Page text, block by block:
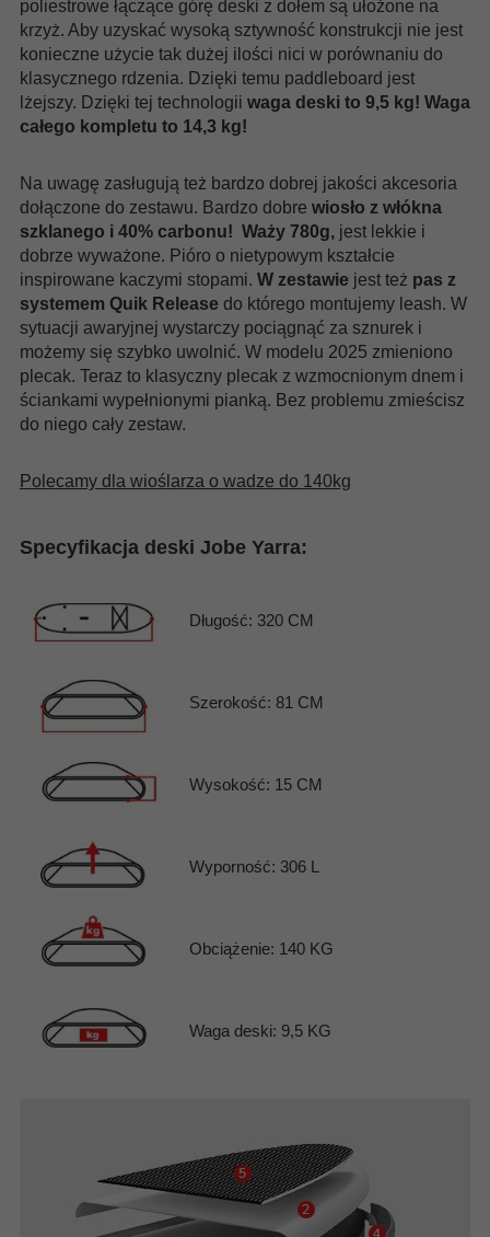
poliestrowe łączące górę deski z dołem są ułożone na
krzyż. Aby uzyskać wysoką sztywność konstrukcji nie jest
konieczne użycie tak dużej ilości nici w porównaniu do
klasycznego rdzenia. Dzięki temu paddleboard jest
lżejszy. Dzięki tej technologii waga deski to 9,5 kg! Waga
całego kompletu to 14,3 kg!
Na uwagę zasługują też bardzo dobrej jakości akcesoria
dołączone do zestawu. Bardzo dobre wiosło z włókna
szklanego i 40% carbonu! Waży 780g, jest lekkie i
dobrze wyważone. Pióro o nietypowym kształcie
inspirowane kaczymi stopami. W zestawie jest też pas z
systemem Quik Release do którego montujemy leash. W
sytuacji awaryjnej wystarczy pociągnąć za sznurek i
możemy się szybko uwolnić. W modelu 2025 zmieniono
plecak. Teraz to klasyczny plecak z wzmocnionym dnem i
ściankami wypełnionymi pianką. Bez problemu zmieścisz
do niego cały zestaw.
Polecamy dla wioślarza o wadze do 140kg
Specyfikacja deski Jobe Yarra:
Długość: 320 CM
Szerokość: 81 CM
Wysokość: 15 CM
Wyporność: 306 L
Obciążenie: 140 KG
Waga deski: 9,5 KG